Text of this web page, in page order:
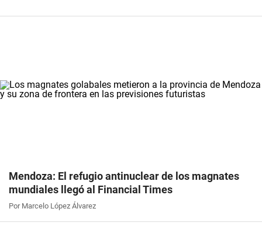
Mendoza: El refugio antinuclear de los magnates
mundiales llegó al Financial Times
Por Marcelo López Álvarez